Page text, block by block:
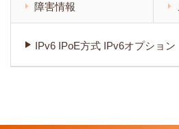
障害情報
IPv6 IPoE方式 IPv6オプション